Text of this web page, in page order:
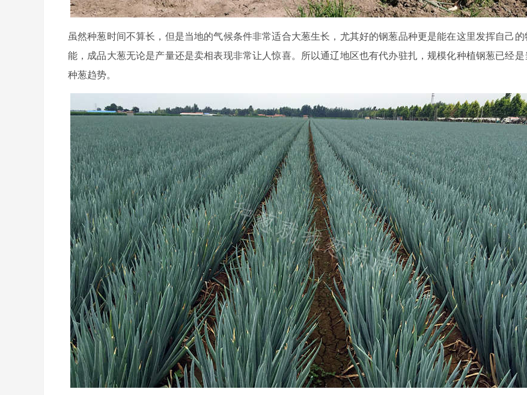
虽然种葱时间不算长，但是当地的气候条件非常适合大葱生长，尤其好的钢葱品种更是能在这里发挥自己
能，成品大葱无论是产量还是卖相表现非常让人惊喜。所以通辽地区也有代办驻扎，规模化种植钢葱已经是
种葱趋势。